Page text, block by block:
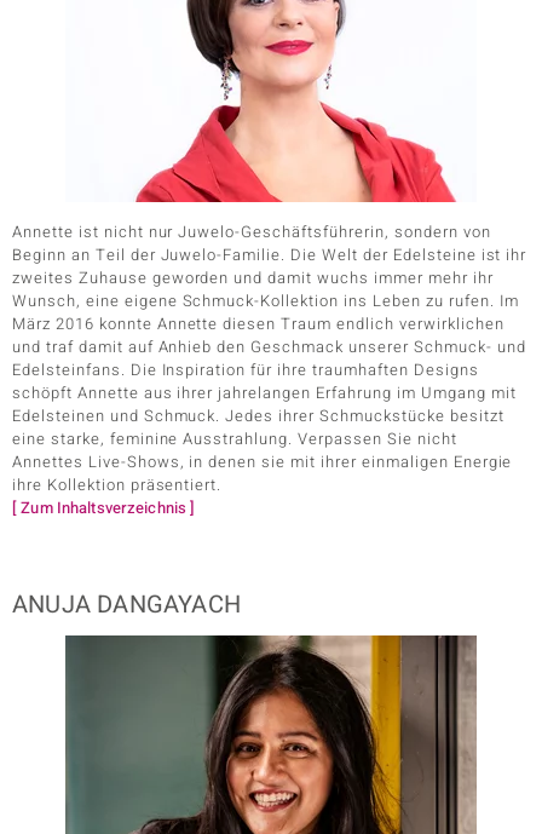
Annette ist nicht nur Juwelo-Geschäftsführerin, sondern von
Beginn an Teil der Juwelo-Familie. Die Welt der Edelsteine ist ihr
zweites Zuhause geworden und damit wuchs immer mehr ihr
Wunsch, eine eigene Schmuck-Kollektion ins Leben zu rufen. Im
März 2016 konnte Annette diesen Traum endlich verwirklichen
und traf damit auf Anhieb den Geschmack unserer Schmuck- und
Edelsteinfans. Die Inspiration für ihre traumhaften Designs
schöpft Annette aus ihrer jahrelangen Erfahrung im Umgang mit
Edelsteinen und Schmuck. Jedes ihrer Schmuckstücke besitzt
eine starke, feminine Ausstrahlung. Verpassen Sie nicht
Annettes Live-Shows, in denen sie mit ihrer einmaligen Energie
ihre Kollektion präsentiert.
[ Zum Inhaltsverzeichnis ]
ANUJA DANGAYACH